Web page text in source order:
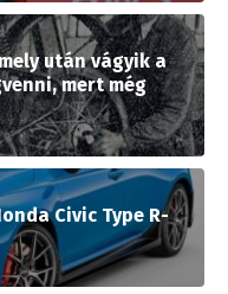
után vágyik a
mert még
Civic Type R-